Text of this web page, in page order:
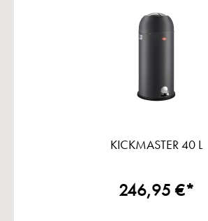
KICKMASTER 40 L
246,95 €*